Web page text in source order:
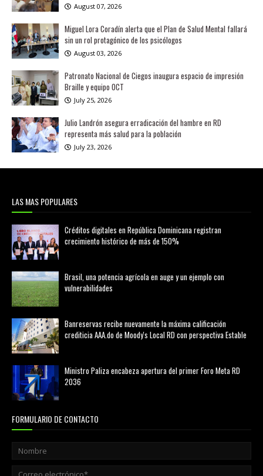
August 07, 2026
Miguel Lora Coradín alerta que el Plan de Salud Mental fallará
sin un rol protagónico de los psicólogos
August 03, 2026
Patronato Nacional de Ciegos inaugura espacio de impresión
Braille y equipo OCT
July 25, 2026
Julio Landrón asegura erradicación del hambre en RD
representa más salud para la población
July 23, 2026
LAS MAS POPULARES
Créditos digitales en República Dominicana registran
crecimiento histórico de más de 150%
Brasil, una potencia agrícola en auge y un ejemplo con
vulnerabilidades
Banreservas recibe nuevamente la máxima calificación
crediticia AAA.do de Moody's Local RD con perspectiva Estable
Ministro Paliza encabeza apertura del primer Foro Meta RD
2036
FORMULARIO DE CONTACTO